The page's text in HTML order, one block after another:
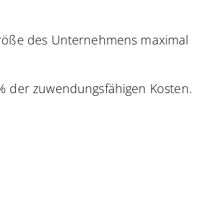
des Unternehmens maximal
der zuwendungsfähigen Kosten.